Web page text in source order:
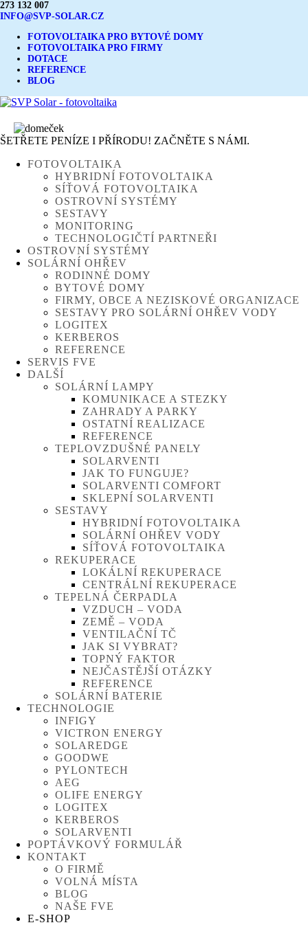
273 132 007
INFO@SVP-SOLAR.CZ
FOTOVOLTAIKA PRO BYTOVÉ DOMY
FOTOVOLTAIKA PRO FIRMY
DOTACE
REFERENCE
BLOG
ŠETŘETE PENÍZE I PŘÍRODU! ZAČNĚTE S NÁMI.
FOTOVOLTAIKA
HYBRIDNÍ FOTOVOLTAIKA
SÍŤOVÁ FOTOVOLTAIKA
OSTROVNÍ SYSTÉMY
SESTAVY
MONITORING
TECHNOLOGIČTÍ PARTNEŘI
OSTROVNÍ SYSTÉMY
SOLÁRNÍ OHŘEV
RODINNÉ DOMY
BYTOVÉ DOMY
FIRMY, OBCE A NEZISKOVÉ ORGANIZACE
SESTAVY PRO SOLÁRNÍ OHŘEV VODY
LOGITEX
KERBEROS
REFERENCE
SERVIS FVE
DALŠÍ
SOLÁRNÍ LAMPY
KOMUNIKACE A STEZKY
ZAHRADY A PARKY
OSTATNÍ REALIZACE
REFERENCE
TEPLOVZDUŠNÉ PANELY
SOLARVENTI
JAK TO FUNGUJE?
SOLARVENTI COMFORT
SKLEPNÍ SOLARVENTI
SESTAVY
HYBRIDNÍ FOTOVOLTAIKA
SOLÁRNÍ OHŘEV VODY
SÍŤOVÁ FOTOVOLTAIKA
REKUPERACE
LOKÁLNÍ REKUPERACE
CENTRÁLNÍ REKUPERACE
TEPELNÁ ČERPADLA
VZDUCH – VODA
ZEMĚ – VODA
VENTILAČNÍ TČ
JAK SI VYBRAT?
TOPNÝ FAKTOR
NEJČASTĚJŠÍ OTÁZKY
REFERENCE
SOLÁRNÍ BATERIE
TECHNOLOGIE
INFIGY
VICTRON ENERGY
SOLAREDGE
GOODWE
PYLONTECH
AEG
OLIFE ENERGY
LOGITEX
KERBEROS
SOLARVENTI
POPTÁVKOVÝ FORMULÁŘ
KONTAKT
O FIRMĚ
VOLNÁ MÍSTA
BLOG
NAŠE FVE
E-SHOP